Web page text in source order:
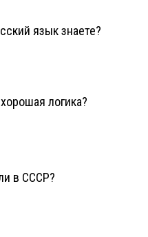
язык знаете?
логика?
в СССР?